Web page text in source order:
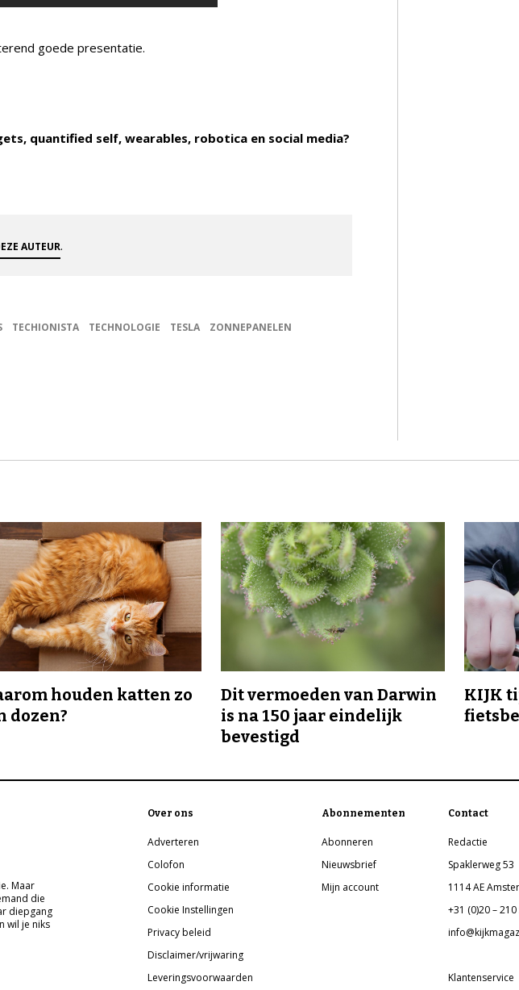
goede presentatie.
quantified self, wearables, robotica en social media?
AUTEUR.
TECHIONISTA TECHNOLOGIE TESLA ZONNEPANELEN
houden katten zo
dozen?
Dit vermoeden van Darwin
is na 150 jaar eindelijk
bevestigd
KIJK
Maar
die
diepgang
wil je niks
Over ons
Adverteren
Colofon
Cookie informatie
Cookie Instellingen
Privacy beleid
Disclaimer/vrijwaring
Leveringsvoorwaarden
Abonnementen
Abonneren
Nieuwsbrief
Mijn account
Contact
Redactie
Spaklerweg 53
1114 AE
+31 (0)20 –
Klantenservice